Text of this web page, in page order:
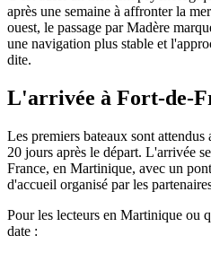
après une semaine à affronter la
ouest, le passage par Madère
une navigation plus stable et
dite.
L'arrivée à Fort-de-
Les premiers bateaux sont
20 jours après le départ. L'arrivée
France, en Martinique, avec un
d'accueil organisé par les
Pour les lecteurs en Martinique ou
date :